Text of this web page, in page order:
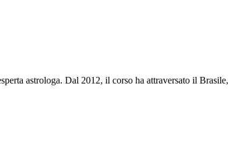
astrologa. Dal 2012, il corso ha attraversato il Brasile,